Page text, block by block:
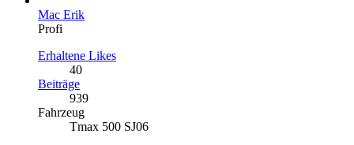
Mac Erik
Profi
Erhaltene Likes
40
Beiträge
939
Fahrzeug
Tmax 500 SJ06